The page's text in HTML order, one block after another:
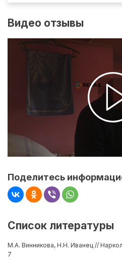
Видео отзывы
Поделитесь
Список литературы
М.А. Винникова, Н.Н. Иванец //
7